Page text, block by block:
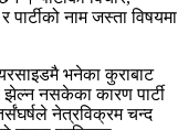
पार्टीको नाम जस्ता विषयमा
भनेका कुराबाट
झेल्न नसकेका कारण पार्टी
नेत्रविक्रम चन्द